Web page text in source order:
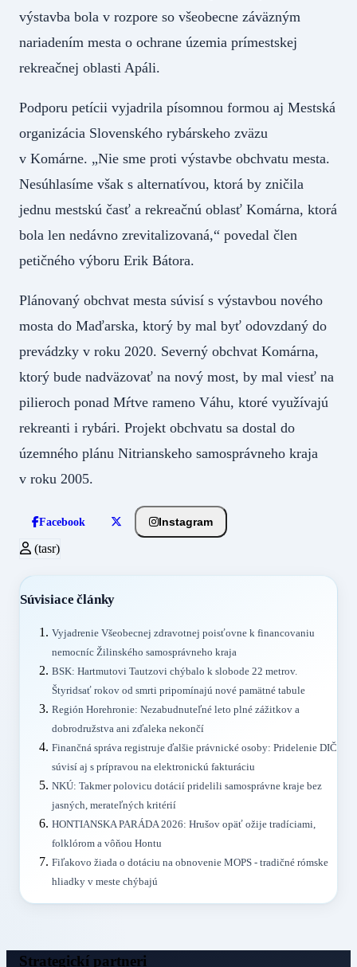
výstavba bola v rozpore so všeobecne záväzným
nariadením mesta o ochrane územia prímestskej
rekreačnej oblasti Apáli.
Podporu petícii vyjadrila písomnou formou aj Mestská
organizácia Slovenského rybárskeho zväzu
v Komárne. „Nie sme proti výstavbe obchvatu mesta.
Nesúhlasíme však s alternatívou, ktorá by zničila
jednu mestskú časť a rekreačnú oblasť Komárna, ktorá
bola len nedávno zrevitalizovaná,“ povedal člen
petičného výboru Erik Bátora.
Plánovaný obchvat mesta súvisí s výstavbou nového
mosta do Maďarska, ktorý by mal byť odovzdaný do
prevádzky v roku 2020. Severný obchvat Komárna,
ktorý bude nadväzovať na nový most, by mal viesť na
pilieroch ponad Mŕtve rameno Váhu, ktoré využívajú
rekreanti i rybári. Projekt obchvatu sa dostal do
územného plánu Nitrianskeho samosprávneho kraja
v roku 2005.
Facebook Instagram
(tasr)
Súvisiace články
Vyjadrenie Všeobecnej zdravotnej poisťovne k financovaniu
nemocníc Žilinského samosprávneho kraja
BSK: Hartmutovi Tautzovi chýbalo k slobode 22 metrov.
Štyridsať rokov od smrti pripomínajú nové pamätné tabule
Región Horehronie: Nezabudnuteľné leto plné zážitkov a
dobrodružstva ani zďaleka nekončí
Finančná správa registruje ďalšie právnické osoby: Pridelenie DIČ
súvisí aj s prípravou na elektronickú fakturáciu
NKÚ: Takmer polovicu dotácií pridelili samosprávne kraje bez
jasných, merateľných kritérií
HONTIANSKA PARÁDA 2026: Hrušov opäť ožije tradíciami,
folklórom a vôňou Hontu
Fiľakovo žiada o dotáciu na obnovenie MOPS - tradičné rómske
hliadky v meste chýbajú
Strategickí partneri